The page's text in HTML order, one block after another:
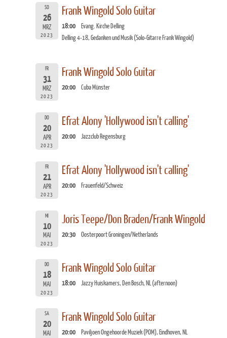
SO
26
MRZ
2023
Frank Wingold Solo Guitar
18:00
Evang. Kirche Delling
Delling 4-18, Gedanken und Musik (Solo-Gitarre Frank Wingold)
FR
31
MRZ
2023
Frank Wingold Solo Guitar
20:00 Cuba Münster
DO
20
APR
2023
Efrat Alony 'Hollywood isn't calling'
20:00 Jazzclub Regensburg
FR
21
APR
2023
Efrat Alony 'Hollywood isn't calling'
20:00 Frauenfeld/Schweiz
MI
10
MAI
2023
Joris Teepe/Don Braden/Frank Wingold
20:30 Oosterpoort Groningen/Netherlands
DO
18
MAI
2023
Frank Wingold Solo Guitar
18:00 Jazzy Huiskamers, Den Bosch, NL (afternoon)
SA
20
MAI
Frank Wingold Solo Guitar
20:00 Paviljoen Ongehoorde Muziek (POM), Eindhoven, NL